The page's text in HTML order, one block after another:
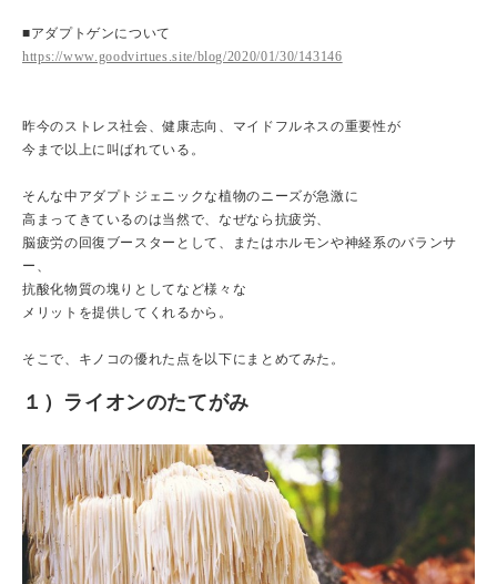
■アダプトゲンについて
https://www.goodvirtues.site/blog/2020/01/30/143146
昨今のストレス社会、健康志向、マイドフルネスの重要性が
今まで以上に叫ばれている。
そんな中アダプトジェニックな植物のニーズが急激に
高まってきているのは当然で、なぜなら抗疲労、
脳疲労の回復ブースターとして、またはホルモンや神経系のバランサ
ー、
抗酸化物質の塊りとしてなど様々な
メリットを提供してくれるから。
そこで、キノコの優れた点を以下にまとめてみた。
１）ライオンのたてがみ